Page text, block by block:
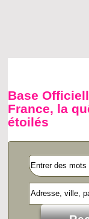
Base
France, la
étoilés